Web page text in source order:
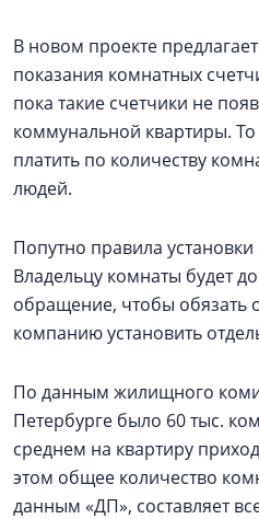
В новом проекте
показания комнатных
пока такие счетчики не
коммунальной квартиры.
платить по количеству
людей.
Попутно правила установки
Владельцу комнаты будет
обращение, чтобы
компанию установить
По данным жилищного
Петербурге было 60 тыс.
среднем на квартиру
этом общее количество
данным «ДП», составляет